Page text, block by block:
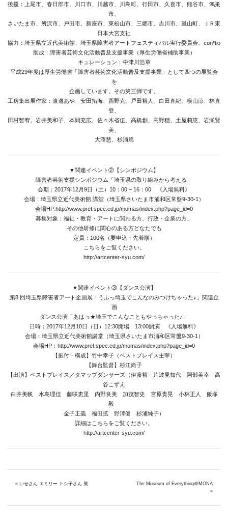
Projects
Goods
Media
Access
Link
Facebook
Instagram
online-shop
art center syu
南関東・甲信障害者
アートサポートセンター
後援：上尾市、春日部市、川口市、川越市、川島町、行田市、久喜市、熊谷市、鴻巣
市、
さいたま市、所沢市、戸田市、新座市、東松山市、三郷市、吉川市、嵐山町、ＪＲ東
日本大宮支社
協力：埼玉県立近代美術館、埼玉県障害者アートフェスティバル実行委員会、con*tio
助成：障害者芸術文化活動普及支援事業（厚生労働省補助事業）
キュレーション：中津川浩章
平成29年度は厚生労働省「障害者芸術文化活動普及支援事業」として四つの展覧会
を
企画しています。その第三弾です。
工房集出展作家：渡邉あや、安田拓海、西野克、戸田裕人、白田直紀、横山涼、林直
登、
田村智宥、岩井美和子、本間充広、佐々木省伍、高橋創、高野穂、土屋莉恵、岩瀬賢
美、
大澤慧、杉浦篤
▼関連イベント②【シンポジウム】
障害者芸術支援シンポジウム「埼玉県の取り組みから考える」
会期：2017年12月9日（土）10：00 – 16：00 《入場無料》
会場：埼玉県立近代美術館 講堂（埼玉県さいたま市浦和区常盤9-30-1）
会場HP:http://www.pref.spec.ed.jp/momas/index.php?page_id=0
募集対象：福祉・教育・アートに関わる方、行政・企業の方、
その他研修に関心のある方どなたでも
定員：100名（要申込・先着順）
こちらをご覧ください。
http://artcenter-syu.com/
▼関連イベント③【ダンス公演】
第8 回埼玉県障害者アート企画展「うふっ埼玉でこんなのみつけちゃった♪」関連企
画
ダンス公演「あはっ★埼玉でこんなこともやっちゃった♪」
日時：2017年12月10日（日）12:30開場 13:00開演 《入場無料》
会場：埼玉県立近代美術館講堂（埼玉県さいたま市浦和区常盤9-30-1）
会場HP：http://www.pref.spec.ed.jp/momas/index.php?page_id=0
【振付・構成】竹中幸子（ベストプレイス主宰）
【舞台監督】杉江尚子
【出演】ベストプレイス／タマップダンサーズ（伊藤裕 片波見知代 阿部美幸 高
谷こずえ
白井美帆 水島理佳 藤咲恵里 内野良美 加茂智史 宮原貴晃 小林正人 飯塚
毅
金子正義 福田拡 野澤健 杉浦純子）
詳細はこちらをご覧ください。
http://artcenter-syu.com/
« いせさん エミリー トシ子さん 展
The Museum of Everything＠MONA
»